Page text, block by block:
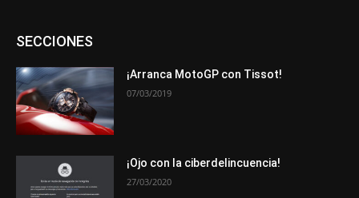
SECCIONESAsociaciones
Novedades
Opiniones Premios Secciones
¡Arranca MotoGP con Tissot!
07/03/2019
¡Ojo con la ciberdelincuencia!
27/03/2020